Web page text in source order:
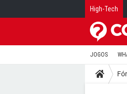
High-Tech
JOGOS